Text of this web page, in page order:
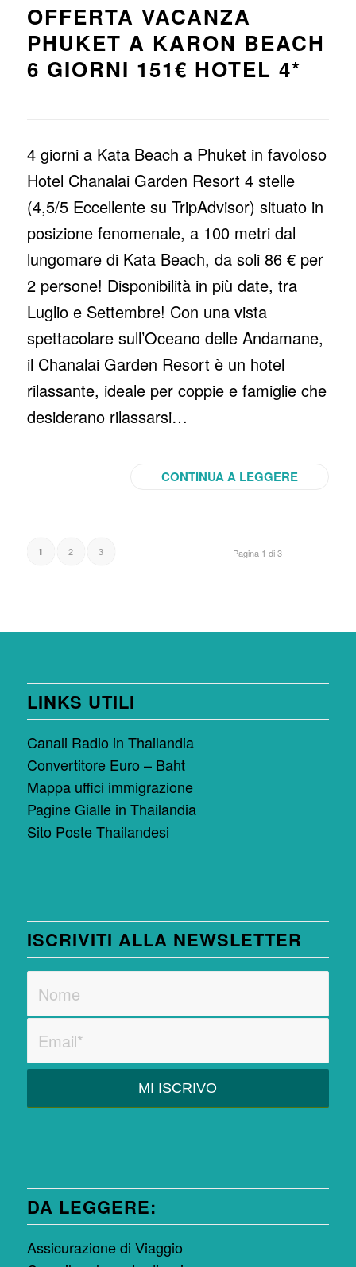
OFFERTA VACANZA
PHUKET A KARON BEACH
6 GIORNI 151€ HOTEL 4*
4 giorni a Kata Beach a Phuket in favoloso
Hotel Chanalai Garden Resort 4 stelle
(4,5/5 Eccellente su TripAdvisor) situato in
posizione fenomenale, a 100 metri dal
lungomare di Kata Beach, da soli 86 € per
2 persone! Disponibilità in più date, tra
Luglio e Settembre! Con una vista
spettacolare sull’Oceano delle Andamane,
il Chanalai Garden Resort è un hotel
rilassante, ideale per coppie e famiglie che
desiderano rilassarsi…
CONTINUA A LEGGERE
Pagina 1 di 3
1 2 3
LINKS UTILI
Canali Radio in Thailandia
Convertitore Euro – Baht
Mappa uffici immigrazione
Pagine Gialle in Thailandia
Sito Poste Thailandesi
ISCRIVITI ALLA NEWSLETTER
DA LEGGERE:
Assicurazione di Viaggio